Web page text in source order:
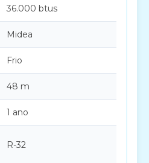
36.000 btus
Midea
Frio
48 m
1 ano
R-32